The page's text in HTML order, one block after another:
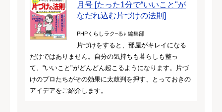
月号 [たった1分で“いいこと"が
なだれ込む片づけの法則]
PHPくらしラク~る♪ 編集部
片づけをすると、部屋がキレイになる
だけではありません。自分の気持ちも暮らしも整っ
て、“いいこと"がどんどん起こるようになります。片づ
けのプロたちがその効果に太鼓判を押す、とっておきの
アイデアをご紹介します。